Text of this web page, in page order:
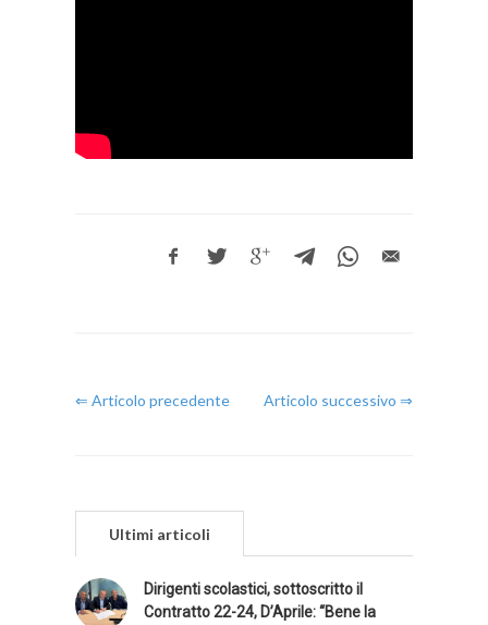
⇐ Articolo precedente Articolo successivo ⇒
Ultimi articoli
Dirigenti scolastici, sottoscritto il
Contratto 22-24, D’Aprile: “Bene la